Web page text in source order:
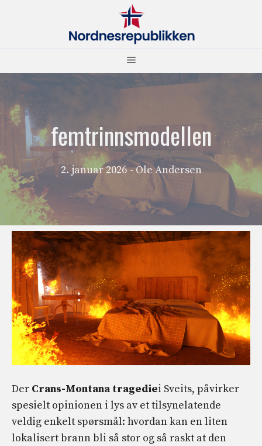
Meny
femtrinnsmodellen
2. januar 2026 - Ole Andersen
Der Crans-Montana tragediei Sveits, påvirker
spesielt opinionen i lys av et tilsynelatende
veldig enkelt spørsmål: hvordan kan en liten
lokalisert brann bli så stor og så raskt at den